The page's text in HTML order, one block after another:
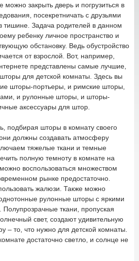
можно закрыть дверь и погрузиться в
посекретничать с друзьями
тишине. Задача родителей в данном
ребенку личное пространство и
обстановку. Ведь обустройство
от взрослой. Вот, например,
представлены самые лучшие,
для детской комнаты. Здесь вы
шторы-портьеры, и римские шторы,
и рулонные шторы, и шторы-
аксессуары для штор.
подбирая шторы в комнату своего
должны создавать атмосферу
тяжелые ткани и темные
полную темноту в комнате на
воспользоваться множеством
рынке предостаточно.
жалюзи. Также можно
рулонные шторы с яркими
Полупрозрачные ткани, пропуская
свет, создают удивительную
– то, что нужно для детской комнаты.
достаточно светло, и солнце не